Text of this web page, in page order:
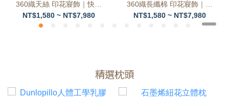
360織天絲 印花寢飾｜快遞
來了 床包兩用被組 (雙人/
NT$1,580 ~ NT$7,980
360織長纖棉 印花寢飾｜午
茶時分 床包兩用被組 (雙
NT$1,580 ~ NT$7,980
精選枕頭